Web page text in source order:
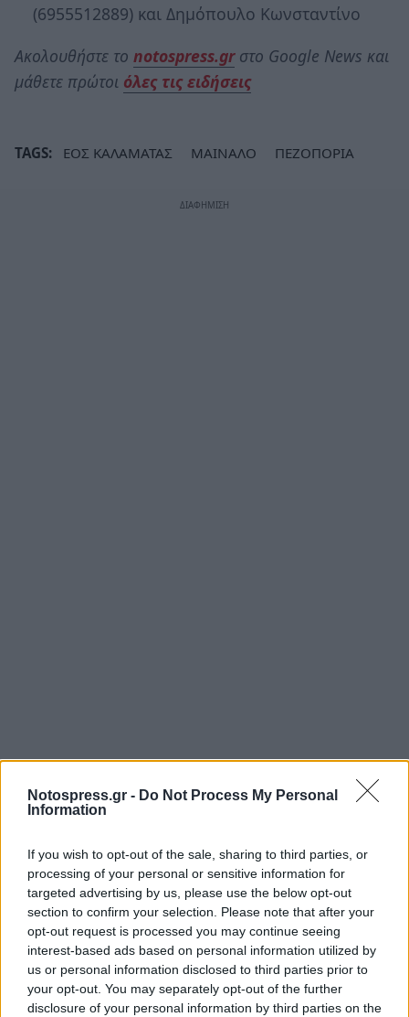
Notospress.gr - Do Not Process My Personal
Information
If you wish to opt-out of the sale, sharing to third parties, or
processing of your personal or sensitive information for
targeted advertising by us, please use the below opt-out
section to confirm your selection. Please note that after your
opt-out request is processed you may continue seeing
interest-based ads based on personal information utilized by
us or personal information disclosed to third parties prior to
your opt-out. You may separately opt-out of the further
disclosure of your personal information by third parties on the
(6955512889) και Δημόπουλο Κωνσταντίνο
Ακολουθήστε το notospress.grστο Google News και
μάθετε πρώτοι όλες τις ειδήσεις
TAGS: ΕΟΣ ΚΑΛΑΜΑΤΑΣ ΜΑΙΝΑΛΟ ΠΕΖΟΠΟΡΙΑ